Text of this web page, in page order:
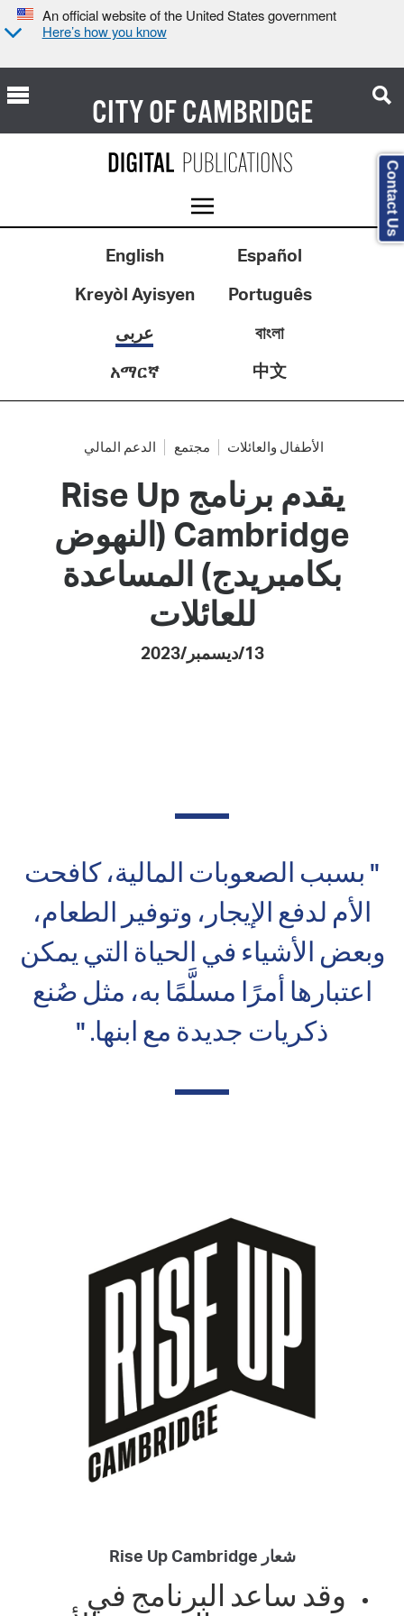
An official website of the United States government
Here’s how you know
CITY OFCAMBRIDGE
English
Español
Kreyòl Ayisyen
Português
عربى
বাংলা
አማርኛ
中文
الأطفال والعائلات مجتمع الدعم المالي
يقدم برنامج Rise Up
Cambridge (النهوض
بكامبريدج) المساعدة
للعائلات
13/ديسمبر/2023
" بسبب الصعوبات المالية، كافحت
الأم لدفع الإيجار، وتوفير الطعام،
وبعض الأشياء في الحياة التي يمكن
اعتبارها أمرًا مسلَّمًا به، مثل صُنع
ذكريات جديدة مع ابنها. "
شعار Rise Up Cambridge
وقد ساعد البرنامج في
Contact Us